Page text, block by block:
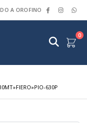
A OROFINO
0
630P